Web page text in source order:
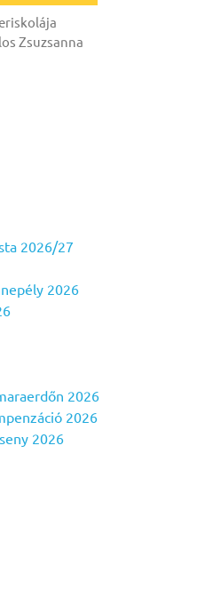
Zsuzsanna
2026/27
2026
2026
2026
2026